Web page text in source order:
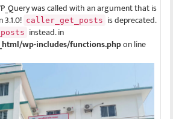
was called with an argument that is
3.1.0! caller_get_posts is deprecated.
instead. in
wp-includes/functions.phpon line